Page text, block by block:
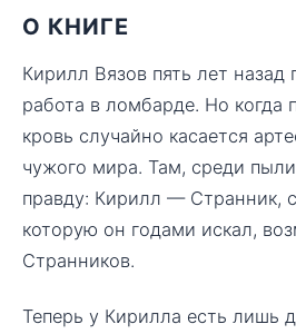
О КНИГЕ
Кирилл Вязов пять лет
работа в ломбарде. Но когда
кровь случайно касается
чужого мира. Там, среди
правду: Кирилл — Странник,
которую он годами искал,
Странников.
Теперь у Кирилла есть лишь